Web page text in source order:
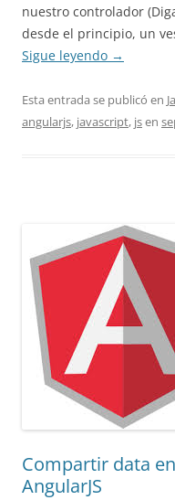
nuestro controlador
desde el principio, un
Sigue leyendo →
Esta entrada se publicó en
angularjs, javascript, jsen
Compartir data
AngularJS